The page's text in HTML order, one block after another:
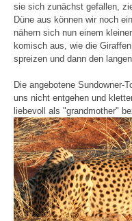
sie sich zunächst gefallen,
Düne aus können wir noch
nähern sich nun einem
komisch aus, wie die
spreizen und dann den
Die angebotene Sundowner-
uns nicht entgehen und
liebevoll als "grandmother"